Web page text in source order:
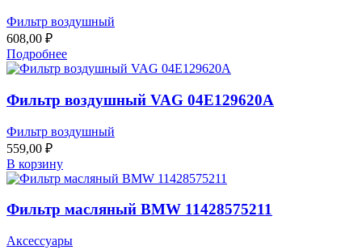
Фильтр воздушный
608,00 ₽
Подробнее
Фильтр воздушный VAG 04E129620A
Фильтр воздушный
559,00 ₽
В корзину
Фильтр масляный BMW 11428575211
Аксессуары